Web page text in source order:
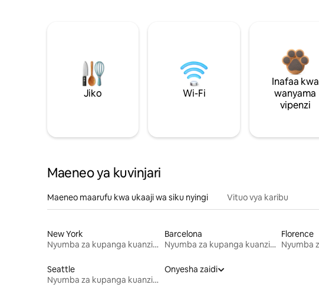
Jiko Wi-Fi
Inafaa kwa
wanyama
vipenzi
Maeneo ya kuvinjari
Maeneo maarufu kwa ukaaji wa siku nyingi Vituo vya karibu
New York
Nyumba za kupanga kuanzia mwezi mmoja
Barcelona
Nyumba za kupanga kuanzia mwezi mmoja
Florence
Seattle
Nyumba za kupanga kuanzia mwezi mmoja
Onyesha zaidi